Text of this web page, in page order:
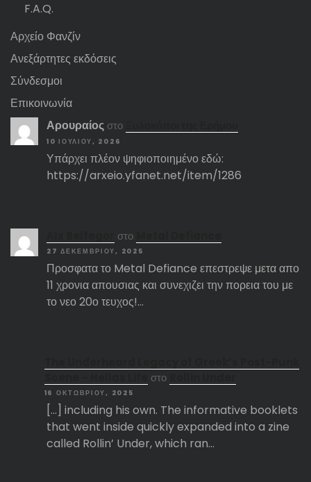
F.A.Q.
Αρχείο Φανζίν
Ανεξάρτητες εκδόσεις
Σύνδεσμοι
Επικοινωνία
Αρουραίος στο
10 ΙΟΥΛΊΟΥ, 2026
Υπάρχει πλέον ψηφιοποιημένο εδώ:
https://arxeio.yfanet.net/item/1286
στο
27 ΔΕΚΕΜΒΡΊΟΥ, 2025
Προσφατα το Metal Defiance επεστρεψε μετα απο
11 χρονια απουσιας και συνεχιζει την πορεια του με
το νεο 20ο τευχος!…
στο
16 ΟΚΤΩΒΡΊΟΥ, 2025
[…] including his own. The informative booklets
that went inside quickly expanded into a zine
called Rollin’ Under, which ran…